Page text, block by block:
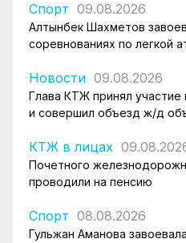
Спорт 09.08.2026
Алтынбек Шахметов
соревнованиях по легкой
Новости 09.08.2026
Глава КТЖ принял участие
и совершил объезд ж/д
КТЖ в лицах
Почетного
проводили на пенсию
Спорт 08.08.2026
Гульжан Аманова